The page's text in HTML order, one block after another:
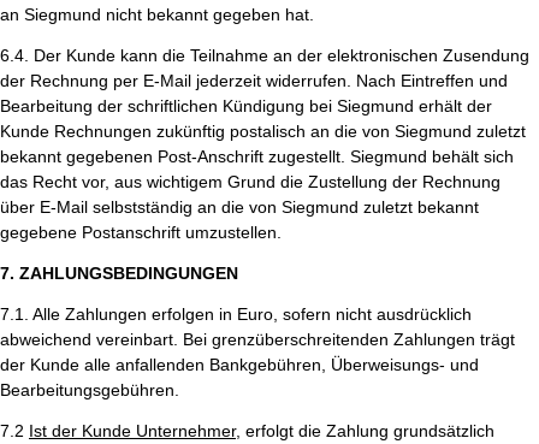
an Siegmund nicht bekannt gegeben hat.
6.4. Der Kunde kann die Teilnahme an der elektronischen Zusendung
der Rechnung per E-Mail jederzeit widerrufen. Nach Eintreffen und
Bearbeitung der schriftlichen Kündigung bei Siegmund erhält der
Kunde Rechnungen zukünftig postalisch an die von Siegmund zuletzt
bekannt gegebenen Post-Anschrift zugestellt. Siegmund behält sich
das Recht vor, aus wichtigem Grund die Zustellung der Rechnung
über E-Mail selbstständig an die von Siegmund zuletzt bekannt
gegebene Postanschrift umzustellen.
7. ZAHLUNGSBEDINGUNGEN
7.1. Alle Zahlungen erfolgen in Euro, sofern nicht ausdrücklich
abweichend vereinbart. Bei grenzüberschreitenden Zahlungen trägt
der Kunde alle anfallenden Bankgebühren, Überweisungs- und
Bearbeitungsgebühren.
7.2 Ist der Kunde Unternehmer, erfolgt die Zahlung grundsätzlich